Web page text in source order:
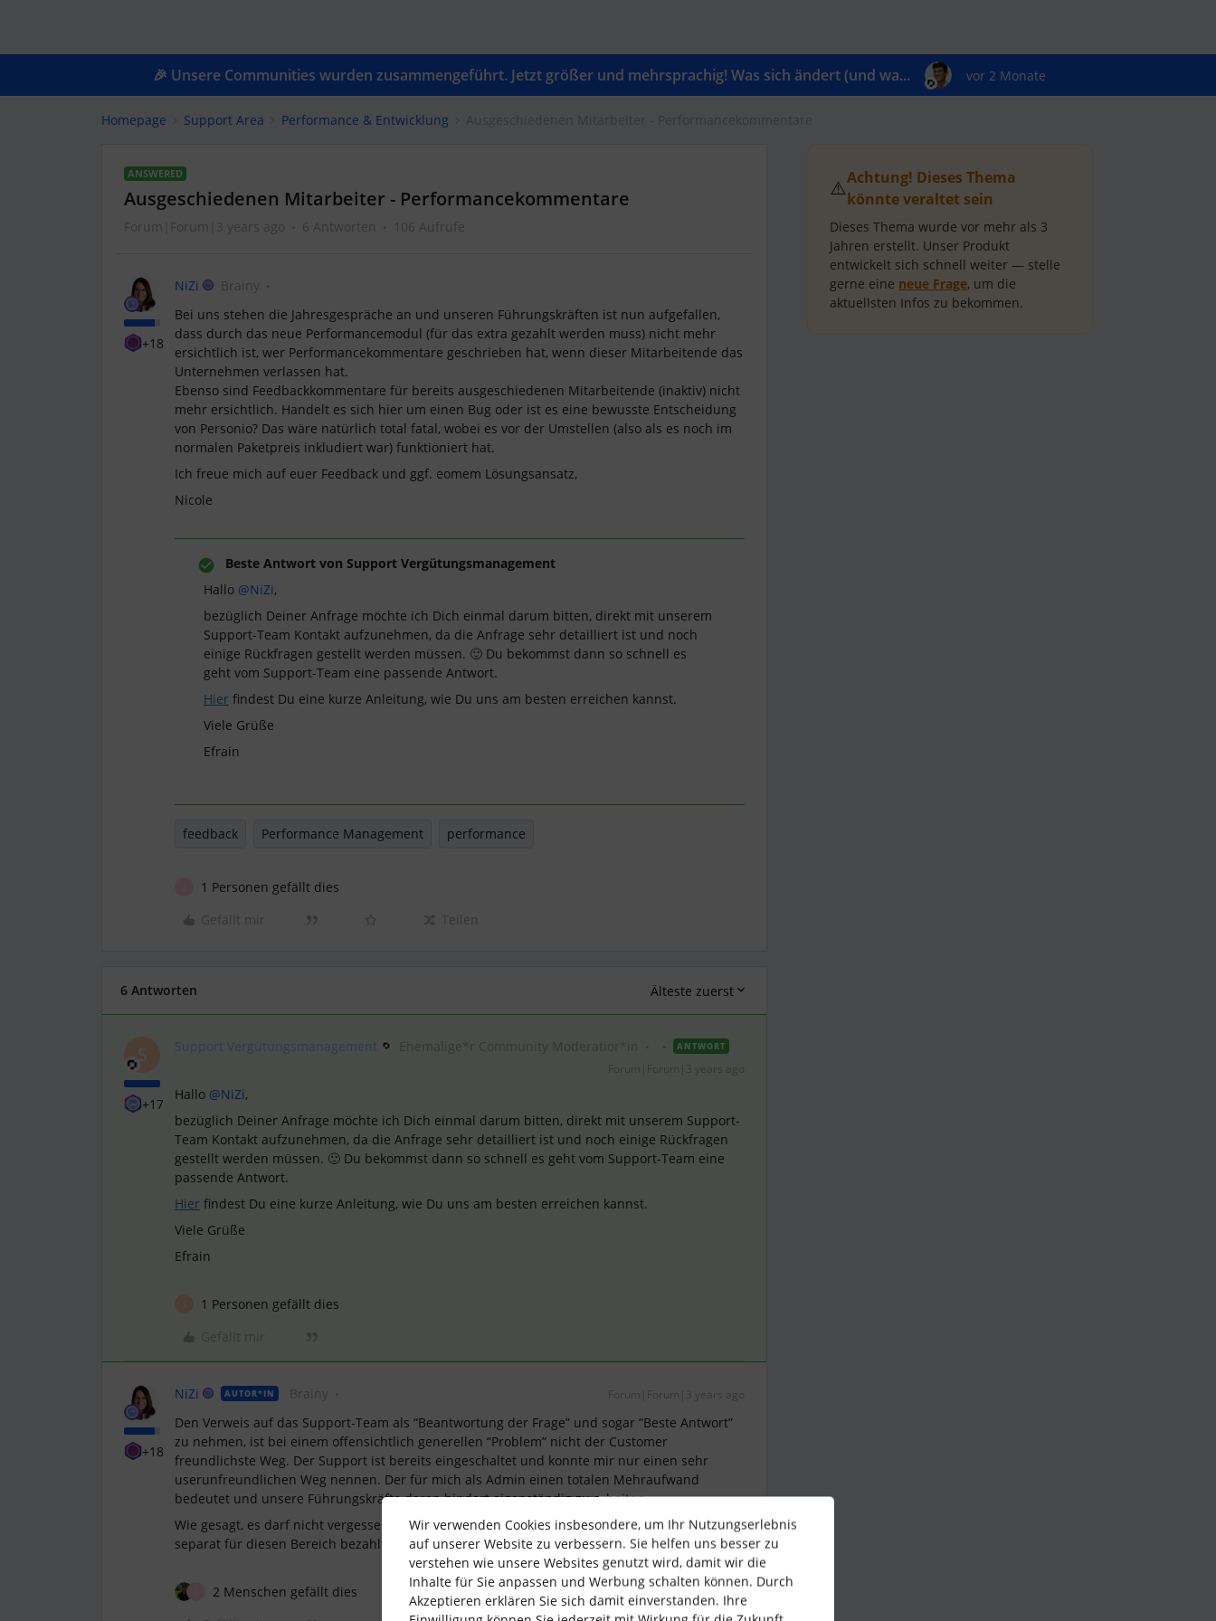
🎉 Unsere Communities wurden zusammengeführt. Jetzt größer und mehrsprachig! Was sich ändert (und wa... vor 2 Monate
Homepage Support Area Performance & Entwicklung
ANSWERED
Ausgeschiedenen Mitarbeiter - Performancekommentare
Forum|Forum|3 years ago 6 Antworten 106 Aufrufe
+18
NiZi
Brainy
Bei uns stehen die Jahresgespräche an und unseren Führungskräften ist nun aufgefallen,
dass durch das neue Performancemodul (für das extra gezahlt werden muss) nicht mehr
ersichtlich ist, wer Performancekommentare geschrieben hat, wenn dieser Mitarbeitende das
Unternehmen verlassen hat.
Ebenso sind Feedbackkommentare für bereits ausgeschiedenen Mitarbeitende (inaktiv) nicht
mehr ersichtlich. Handelt es sich hier um einen Bug oder ist es eine bewusste Entscheidung
von Personio? Das wäre natürlich total fatal, wobei es vor der Umstellen (also als es noch im
normalen Paketpreis inkludiert war) funktioniert hat.
Ich freue mich auf euer Feedback und ggf. eomem Lösungsansatz,
Nicole
Beste Antwort von Support Vergütungsmanagement
Hallo @NiZi,
bezüglich Deiner Anfrage möchte ich Dich einmal darum bitten, direkt mit unserem
Support-Team Kontakt aufzunehmen, da die Anfrage sehr detailliert ist und noch
einige Rückfragen gestellt werden müssen. 🙂 Du bekommst dann so schnell es
geht vom Support-Team eine passende Antwort.
Hier findest Du eine kurze Anleitung, wie Du uns am besten erreichen kannst.
Viele Grüße
Efrain
feedback Performance Management performance
1 Personen gefällt dies
Gefällt mir
Teilen
6 Antworten Älteste zuerst
S
+17
Support Vergütungsmanagement ANTWORT
Hallo @NiZi,
bezüglich Deiner Anfrage möchte ich Dich einmal darum bitten, direkt mit unserem Support-
Team Kontakt aufzunehmen, da die Anfrage sehr detailliert ist und noch einige Rückfragen
gestellt werden müssen. 🙂 Du bekommst dann so schnell es geht vom Support-Team eine
passende Antwort.
Hier findest Du eine kurze Anleitung, wie Du uns am besten erreichen kannst.
Viele Grüße
Efrain
1 Personen gefällt dies
+18
NiZi AUTOR*IN Brainy Forum|Forum|3 years ago
Den Verweis auf das Support-Team als “Beantwortung der Frage” und sogar “Beste Antwort”
zu nehmen, ist bei einem offensichtlich generellen “Problem” nicht der Customer
freundlichste Weg. Der Support ist bereits eingeschaltet und konnte mir nur einen sehr
userunfreundlichen Weg nennen. Der für mich als Admin einen totalen Mehraufwand
bedeutet und unsere Führungskräfte daran hindert eigenständig zu arbeiten.
Wie gesagt, es darf nicht vergessen werden, dass all dies möglich war, als wir noch nicht
separat für diesen Bereich bezahlt haben….
2 Menschen gefällt dies
⚠️Achtung! Dieses Thema
könnte veraltet sein
Dieses Thema wurde vor mehr als 3
Jahren erstellt. Unser Produkt
entwickelt sich schnell weiter — stelle
gerne eine neue Frage, um die
aktuellsten Infos zu bekommen.
Wir verwenden Cookies insbesondere, um Ihr Nutzungserlebnis
auf unserer Website zu verbessern. Sie helfen uns besser zu
verstehen wie unsere Websites genutzt wird, damit wir die
Inhalte für Sie anpassen und Werbung schalten können. Durch
Akzeptieren erklären Sie sich damit einverstanden. Ihre